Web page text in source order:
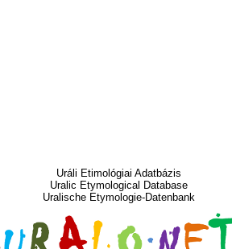
Uráli Etimológiai Adatbázis
Uralic Etymological Database
Uralische Etymologie-Datenbank